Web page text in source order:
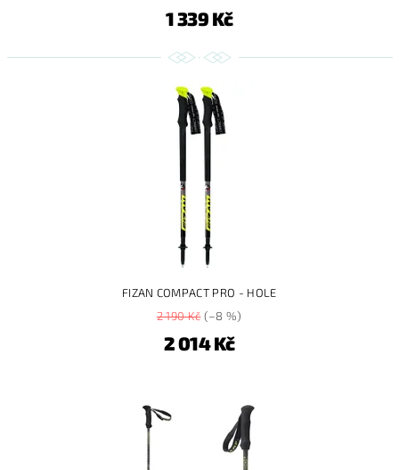
1 339 Kč
FIZAN COMPACT PRO - HOLE
2 190 Kč(–8 %)
2 014 Kč